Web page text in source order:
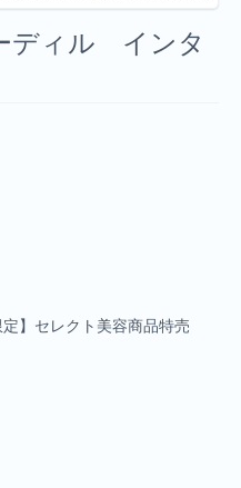
ディル インタ
】セレクト美容商品特売